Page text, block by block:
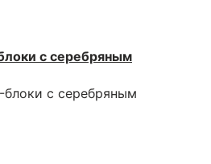
с серебряным